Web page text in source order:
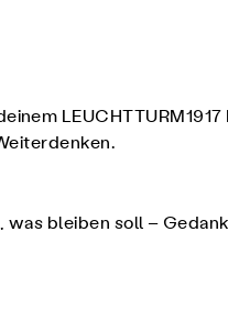
bleiben soll –